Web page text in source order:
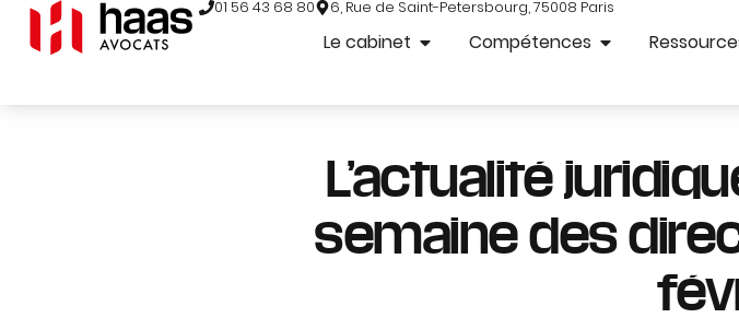
01 56 43 68 80 6, Rue de Saint-Petersbourg, 75008 Paris
Le cabinet Compétences
L’actualité
semaine des